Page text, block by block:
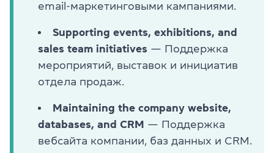
email-маркетинговыми кампаниями.
Supporting events, exhibitions, and
sales team initiatives — Поддержка
мероприятий, выставок и инициатив
отдела продаж.
Maintaining the company website,
databases, and CRM — Поддержка
вебсайта компании, баз данных и CRM.